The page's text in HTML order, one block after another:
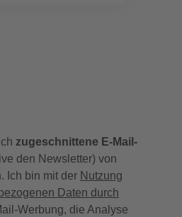
zugeschnittene E-Mail-
den Newsletter) von
Ich bin mit der Nutzung
Daten durch
Werbung, die Analyse